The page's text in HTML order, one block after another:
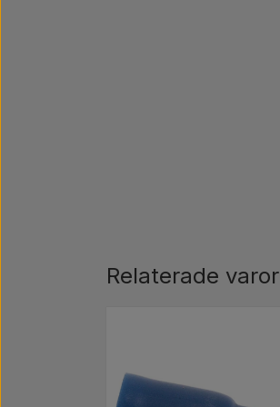
Relaterade varor